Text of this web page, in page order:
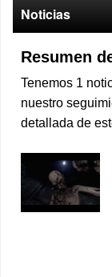
Noticias
Resumen
Tenemos 1
nuestro
detallada de